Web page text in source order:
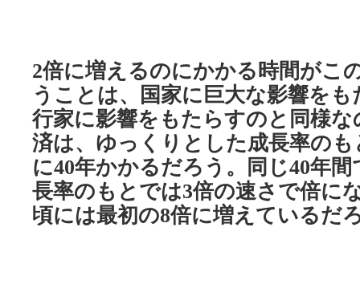
2倍に増えるのにかかる時間がこ
うことは、国家に巨大な影響を
行家に影響をもたらすのと同様
済は、ゆっくりとした成長率のも
に40年かかるだろう。同じ40年間
長率のもとでは3倍の速さで倍に
頃には最初の8倍に増えているだ